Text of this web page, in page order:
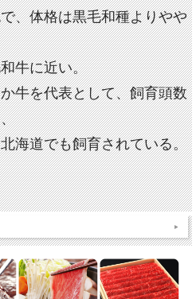
、体格は黒毛和種よりやや
牛に近い。
牛を代表として、飼育頭数
海道でも飼育されている。